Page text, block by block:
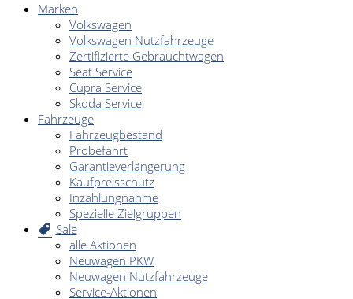
Marken
Volkswagen
Volkswagen Nutzfahrzeuge
Zertifizierte Gebrauchtwagen
Seat Service
Cupra Service
Skoda Service
Fahrzeuge
Fahrzeugbestand
Probefahrt
Garantieverlängerung
Kaufpreisschutz
Inzahlungnahme
Spezielle Zielgruppen
Sale
alle Aktionen
Neuwagen PKW
Neuwagen Nutzfahrzeuge
Service-Aktionen